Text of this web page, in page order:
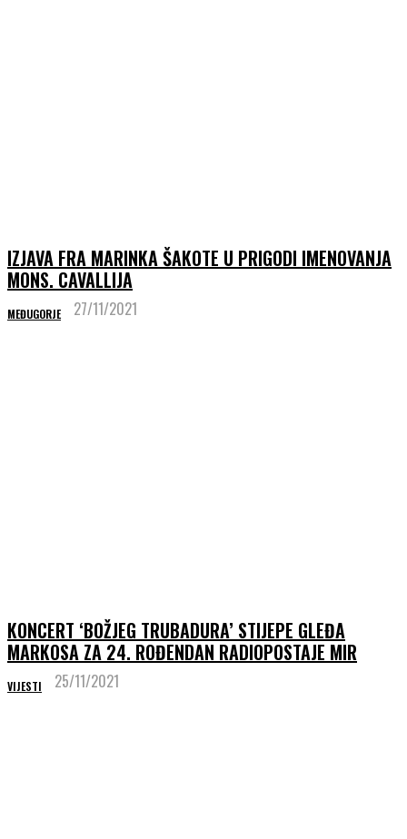
IZJAVA FRA MARINKA ŠAKOTE U PRIGODI IMENOVANJA
MONS. CAVALLIJA
MEĐUGORJE 27/11/2021
KONCERT ‘BOŽJEG TRUBADURA’ STIJEPE GLEĐA
MARKOSA ZA 24. ROĐENDAN RADIOPOSTAJE MIR
VIJESTI 25/11/2021